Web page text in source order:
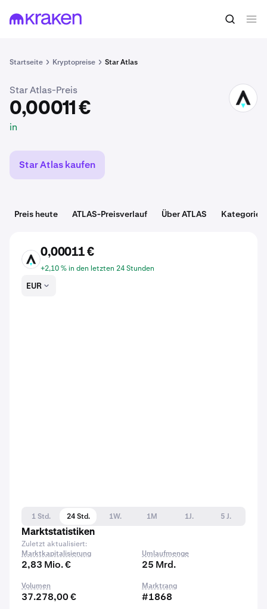
Startseite Kryptopreise Star Atlas
0,00011 € ATLAS kaufen
Star Atlas-Preis
0,00011 €
in
ATLAS
Star Atlas kaufen
Preis heute ATLAS-Preisverlauf Über ATLAS Kategorien
ATLAS
0,00011 €
+2,10 % in den letzten 24 Stunden
EUR
1 Std. 24 Std. 1W. 1M 1J.
5 J.
Marktstatistiken
Zuletzt aktualisiert:
Marktkapitalisierung
2,83 Mio. €
Umlaufmenge
25 Mrd.
Volumen
37.278,00 €
Marktrang
#1868